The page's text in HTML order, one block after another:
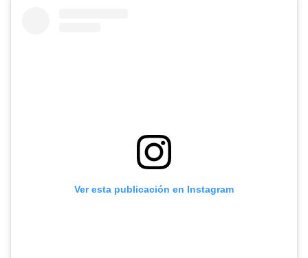
Ver esta publicación en Instagram